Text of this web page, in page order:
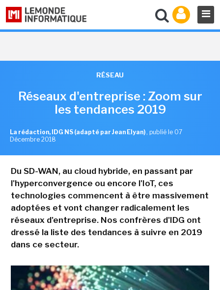
RÉSEAU
Réseaux d'entreprise : Zoom sur
les tendances 2019
La rédaction, IDG NS (adapté par Jean Elyan) , publié le 07
Décembre 2018
Du SD-WAN, au cloud hybride, en passant par
l'hyperconvergence ou encore l'IoT, ces
technologies commencent à être massivement
adoptées et vont changer radicalement les
réseaux d'entreprise. Nos confrères d'IDG ont
dressé la liste des tendances à suivre en 2019
dans ce secteur.